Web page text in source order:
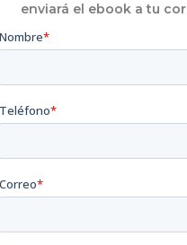
enviará el ebook a tu